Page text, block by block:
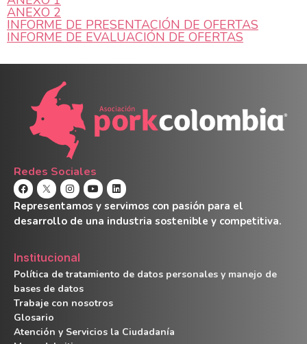
ANEXO 2
INFORME DE PRESENTACIÓN DE OFERTAS
INFORME DE EVALUACIÓN DE OFERTAS
Redes Sociales
Representamos y servimos con pasión para el
desarrollo de una industria sostenible y competitiva.
Institucional
Política de tratamiento de datos personales y manejo de
bases de datos
Trabaje con nosotros
Glosario
Atención y Servicios la Ciudadanía